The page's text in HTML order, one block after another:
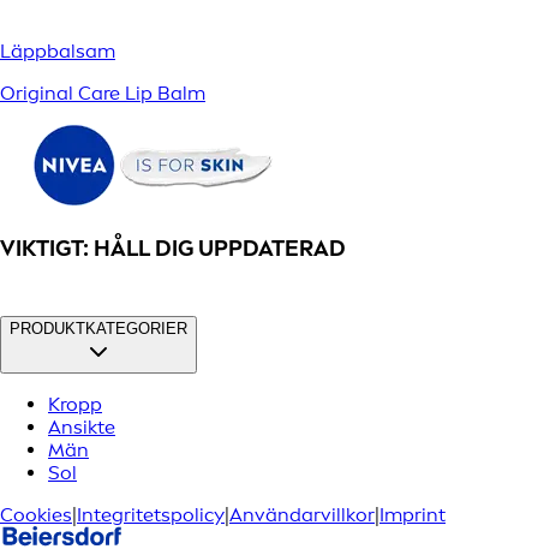
Läppbalsam
Original Care Lip Balm
VIKTIGT: HÅLL DIG UPPDATERAD
PRODUKTKATEGORIER
Kropp
Ansikte
Män
Sol
Cookies|Integritetspolicy|Användarvillkor|Imprint